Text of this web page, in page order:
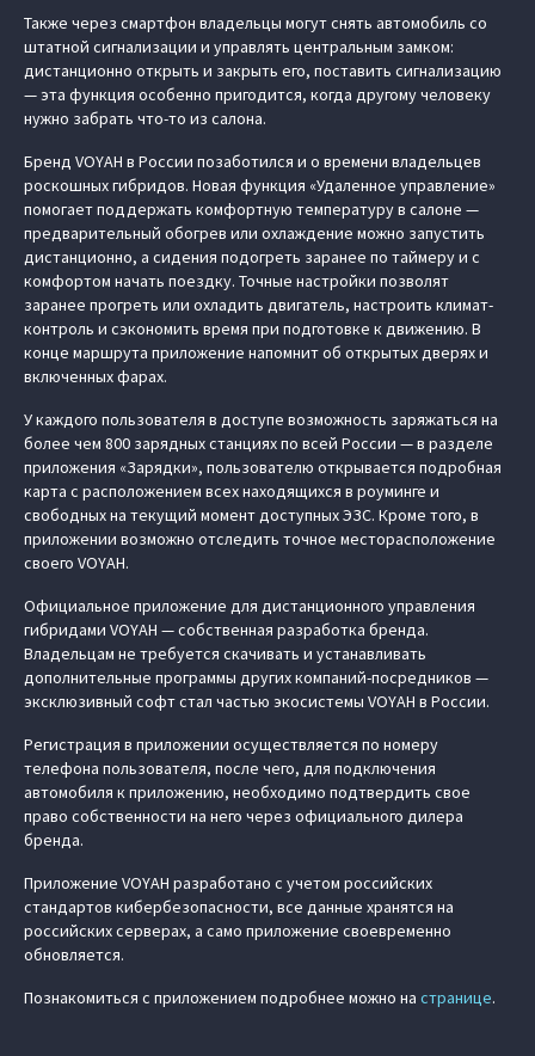
Также через смартфон владельцы могут снять автомобиль со
штатной сигнализации и управлять центральным замком:
дистанционно открыть и закрыть его, поставить сигнализацию
— эта функция особенно пригодится, когда другому человеку
нужно забрать что-то из салона.
Бренд VOYAH в России позаботился и о времени владельцев
роскошных гибридов. Новая функция «Удаленное управление»
помогает поддержать комфортную температуру в салоне —
предварительный обогрев или охлаждение можно запустить
дистанционно, а сидения подогреть заранее по таймеру и с
комфортом начать поездку. Точные настройки позволят
заранее прогреть или охладить двигатель, настроить климат-
контроль и сэкономить время при подготовке к движению. В
конце маршрута приложение напомнит об открытых дверях и
включенных фарах.
У каждого пользователя в доступе возможность заряжаться на
более чем 800 зарядных станциях по всей России — в разделе
приложения «Зарядки», пользователю открывается подробная
карта с расположением всех находящихся в роуминге и
свободных на текущий момент доступных ЭЗС. Кроме того, в
приложении возможно отследить точное месторасположение
своего VOYAH.
Официальное приложение для дистанционного управления
гибридами VOYAH — собственная разработка бренда.
Владельцам не требуется скачивать и устанавливать
дополнительные программы других компаний-посредников —
эксклюзивный софт стал частью экосистемы VOYAH в России.
Регистрация в приложении осуществляется по номеру
телефона пользователя, после чего, для подключения
автомобиля к приложению, необходимо подтвердить свое
право собственности на него через официального дилера
бренда.
Приложение VOYAH разработано с учетом российских
стандартов кибербезопасности, все данные хранятся на
российских серверах, а само приложение своевременно
обновляется.
Познакомиться с приложением подробнее можно на странице.